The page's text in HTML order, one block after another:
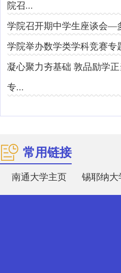
院召...
学院召开期中学生座谈会—
学院举办数学类学科竞赛专
凝心聚力夯基础 敦品励学
专...
常用链接
南通大学主页 锡耶纳大